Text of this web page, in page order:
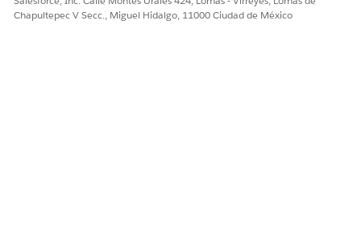
seguimiento de la progresión de los clientes potenciales
Chapultepec V Secc., Miguel Hidalgo, 11000 Ciudad de México